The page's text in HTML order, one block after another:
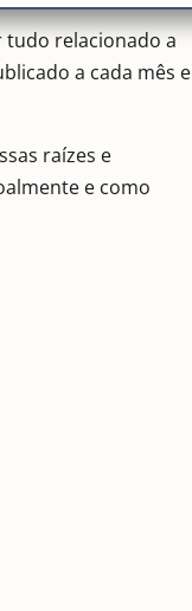
tudo relacionado a
a cada mês e
raízes e
e como